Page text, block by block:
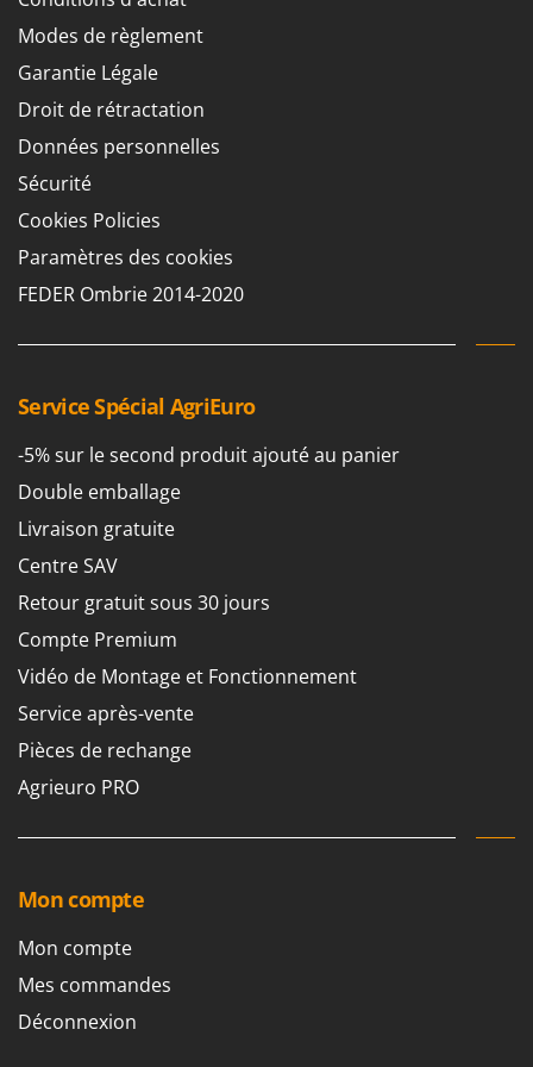
Perches Élagueuses
Pétrins à Spirale
Piscines
Planteuses de pommes de terre pour tracteur
Plateaux de coupe pour tracteur
Plumeuses
Pompes d'irrigation à tracteur
Pompes de transfert
Pompes immergées électriques
Pressoirs à fruits
Pressoirs à Raisin
Pulvérisateurs
Pulvérisateurs portés
R
Rafraîchisseurs d'air par évaporation
Rampes de chargement en aluminium
Râpes à fromage électriques
Râteaux pour tracteur
Remplisseuses
Rogneuses de souches
S
Francini
G
G3 Ferrari
Garofalo
GeoTech
GeoTech Pro
Gierre
Ginko - MGM
Gipeco
GRAEF
Gre
GreenBay
Greenworks
GRIFO
GYS
H
Helvi
HiKOKI
Honda
I
Idromatic
Il-Tec
Imperia
Infaco
Modes de règlement
Garantie Légale
Droit de rétractation
Données personnelles
Sécurité
Cookies Policies
Paramètres des cookies
FEDER Ombrie 2014-2020
Service Spécial AgriEuro
-5% sur le second produit ajouté au panier
Double emballage
Livraison gratuite
Centre SAV
Retour gratuit sous 30 jours
Compte Premium
Vidéo de Montage et Fonctionnement
Service après-vente
Pièces de rechange
Agrieuro PRO
Mon compte
Mon compte
Mes commandes
Déconnexion